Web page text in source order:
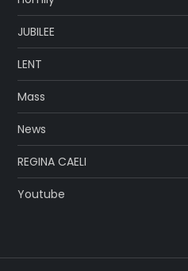
JUBILEE
LENT
Mass
News
REGINA CAELI
Youtube